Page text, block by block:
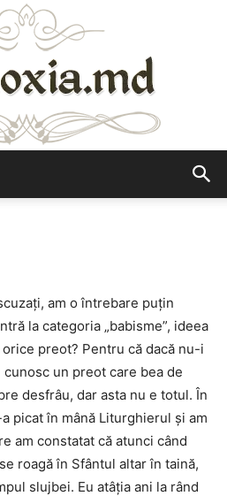
am o întrebare puțin
la categoria „babisme”, ideea
preot? Pentru că dacă nu-i
un preot care bea de
desfrâu, dar asta nu e totul. În
picat în mână Liturghierul și am
am constatat că atunci când
roagă în Sfântul altar în taină,
slujbei. Eu atâția ani la rând